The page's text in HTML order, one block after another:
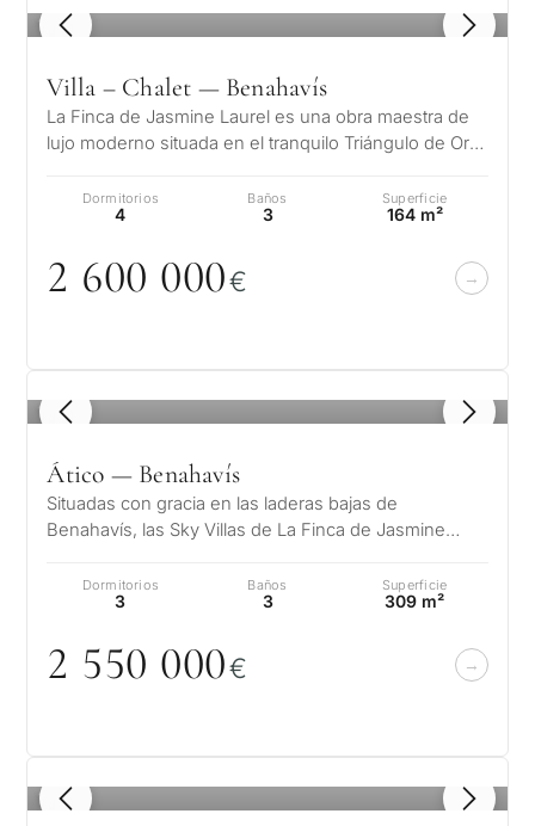
1 / 8
Villa – Chalet — Benahavís
La Finca de Jasmine Laurel es una obra maestra de
lujo moderno situada en el tranquilo Triángulo de Oro
Dormitorios
4
Baños
3
Superficie
164 m²
2 600 000€
1 / 8
Ático — Benahavís
Situadas con gracia en las laderas bajas de
Benahavís, las Sky Villas de La Finca de Jasmine
Dormitorios
3
Baños
3
Superficie
309 m²
2 550 000€
1 / 8